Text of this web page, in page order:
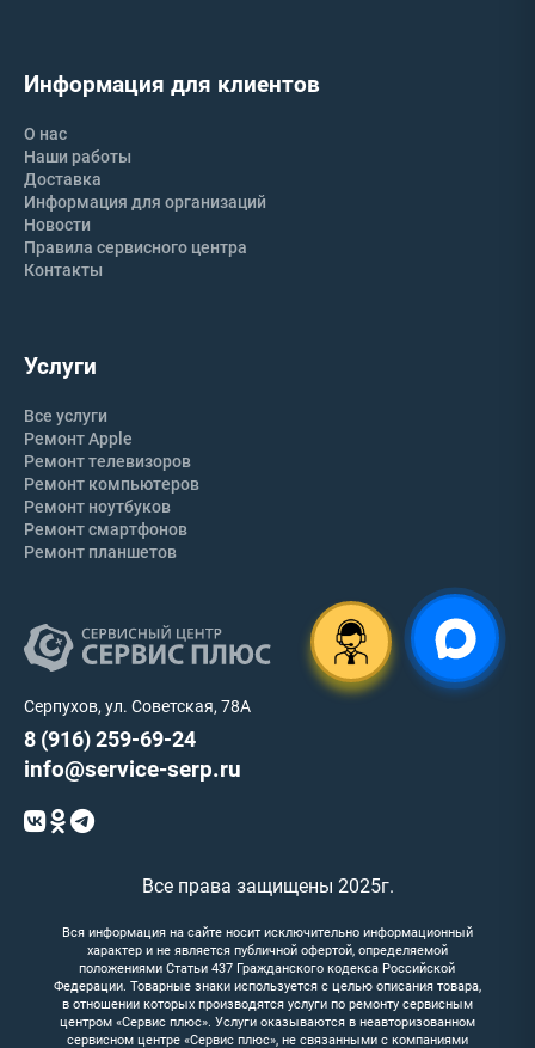
Серпухов, ул. Советская, 78А
8 (916) 259-69-24
info@service-serp.ru
Услуги
Все услуги
Ремонт Apple
Ремонт телевизоров
Ремонт компьютеров
Ремонт ноутбуков
Ремонт смартфонов
Ремонт планшетов
Информация для клиентов
О нас
Наши работы
Доставка
Информация для организаций
Новости
Правила сервисного центра
Контакты
Все права защищены 2025г.
Вся информация на сайте носит исключительно информационный
характер и не является публичной офертой, определяемой
положениями Статьи 437 Гражданского кодекса Российской
Федерации. Товарные знаки используется с целью описания товара,
в отношении которых производятся услуги по ремонту сервисным
центром «Сервис плюс». Услуги оказываются в неавторизованном
сервисном центре «Сервис плюс», не связанными с компаниями